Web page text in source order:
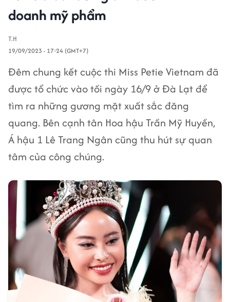
doanh mỹ phẩm
T.H
19/09/2023 - 17:24 (GMT+7)
Đêm chung kết cuộc thi Miss Petie Vietnam đã
được tổ chức vào tối ngày 16/9 ở Đà Lạt để
tìm ra những gương mặt xuất sắc đăng
quang. Bên cạnh tân Hoa hậu Trần Mỹ Huyền,
Á hậu 1 Lê Trang Ngân cũng thu hút sự quan
tâm của công chúng.